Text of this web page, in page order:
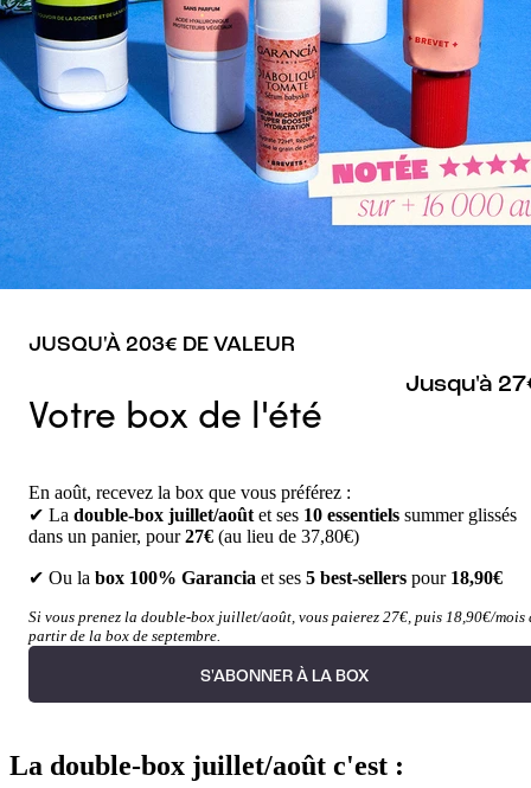
JUSQU'À 203€ DE VALEUR
Votre box de l'été
Jusqu'à
En août, recevez la box que vous préférez :
✔ La double-box juillet/août et ses 10 essentiels summer glissés
dans un panier, pour27€ (au lieu de 37,80€)
✔ Ou la box 100% Garancia et ses 5 best-sellers pour 18,90€
Si vous prenez la double-box juillet/août, vous paierez 27€, puis 18,90€/mois
partir de la box de septembre.
S'ABONNER À LA BOX
La double-box juillet/août c'est :